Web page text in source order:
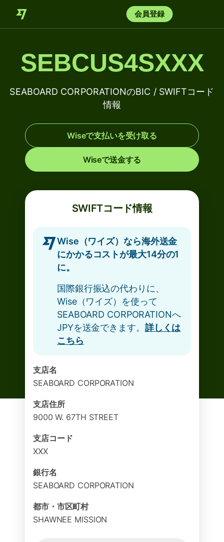
会員登録
SEBCUS4SXXX
SEABOARD CORPORATIONのBIC / SWIFTコード
情報
Wiseで支払いを受け取る
Wiseで送金する
SWIFTコード情報
Wise（ワイズ）なら海外送金
にかかるコストが最大14分の1
に。
国際銀行振込の代わりに、
Wise（ワイズ）を使って
SEABOARD CORPORATIONへ
JPYを送金できます。 詳しくは
こちら
支店名
SEABOARD CORPORATION
支店住所
9000 W. 67TH STREET
支店コード
XXX
銀行名
SEABOARD CORPORATION
都市・市区町村
SHAWNEE MISSION